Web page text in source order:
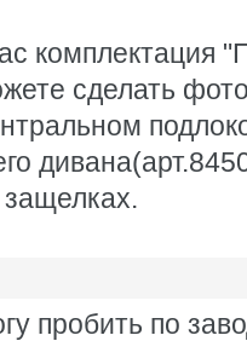
комплектация
сделать
защелках.
пробить по